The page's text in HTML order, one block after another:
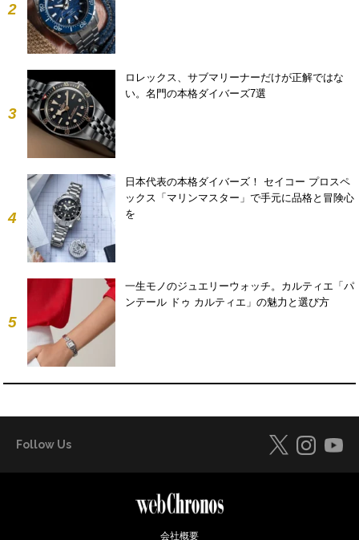
2
3
ロレックス、サブマリーナーだけが正解ではな
い。名門の本格ダイバーズ7選
4
日本代表の本格ダイバーズ！ セイコー プロスペ
ックス「マリンマスター」で手元に品格と冒険心
を
5
一生モノのジュエリーウォッチ。カルティエ「パ
ンテール ドゥ カルティエ」の魅力と選び方
Follow Us
会社概要